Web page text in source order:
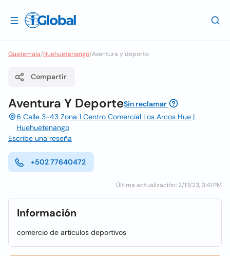
Guatemala/Huehuetenango/Aventura y deporte
Compartir
Aventura Y DeporteSin reclamar
6 Calle 3-43 Zona 1 Centro Comercial Los Arcos Hue |
Huehuetenango
Escribe una reseña
+502 77640472
Última actualización: 2/13/23, 3:41 PM
Información
comercio de articulos deportivos